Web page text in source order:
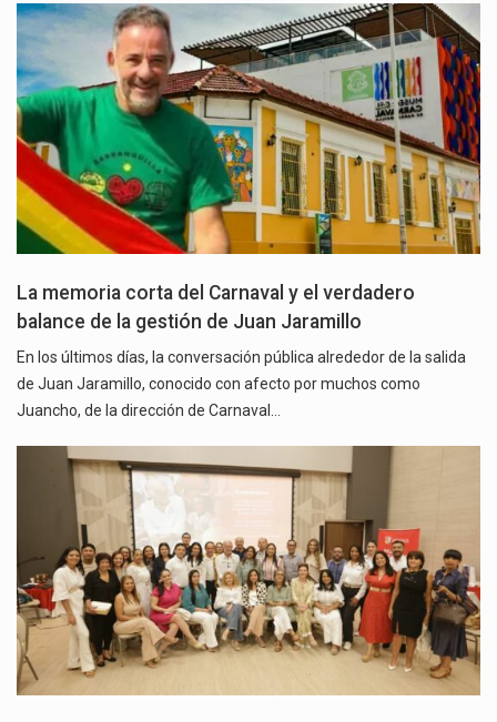
La memoria corta del Carnaval y el verdadero
balance de la gestión de Juan Jaramillo
En los últimos días, la conversación pública alrededor de la salida
de Juan Jaramillo, conocido con afecto por muchos como
Juancho, de la dirección de Carnaval…